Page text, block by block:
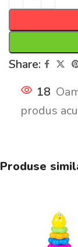
Share:
18
produs
Produse